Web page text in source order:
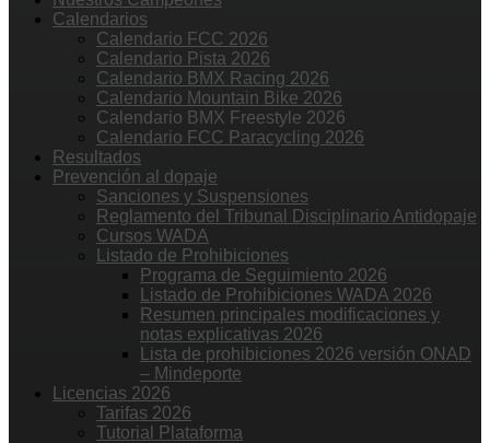
Calendarios
Calendario FCC 2026
Calendario Pista 2026
Calendario BMX Racing 2026
Calendario Mountain Bike 2026
Calendario BMX Freestyle 2026
Calendario FCC Paracycling 2026
Resultados
Prevención al dopaje
Sanciones y Suspensiones
Reglamento del Tribunal Disciplinario Antidopaje
Cursos WADA
Listado de Prohibiciones
Programa de Seguimiento 2026
Listado de Prohibiciones WADA 2026
Resumen principales modificaciones y
notas explicativas 2026
Lista de prohibiciones 2026 versión ONAD
– Mindeporte
Licencias 2026
Tarifas 2026
Tutorial Plataforma